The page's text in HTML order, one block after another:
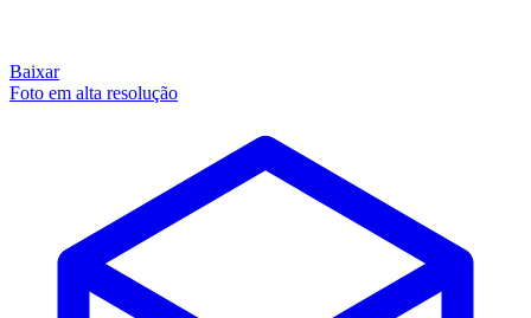
Baixar
Foto em alta resolução